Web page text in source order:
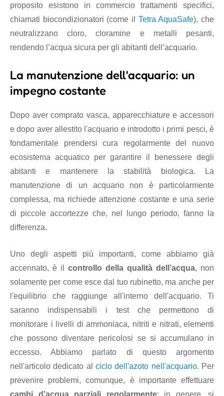
proposito esistono in commercio trattamenti specifici,
chiamati biocondizionatori (come il Tetra AquaSafe), che
neutralizzano cloro, cloramine e metalli pesanti,
rendendo l’acqua sicura per gli abitanti dell’acquario.
La manutenzione dell'acquario: un
impegno costante
Dopo aver comprato vasca, apparecchiature e accessori
e dopo aver allestito l'acquario e introdotto i primi pesci, è
fondamentale prendersi cura regolarmente del nuovo
ecosistema acquatico per garantire il benessere degli
abitanti e mantenere la stabilità biologica. La
manutenzione di un acquario non è particolarmente
complessa, ma richiede attenzione costante e una serie
di piccole accortezze che, nel lungo periodo, fanno la
differenza.
Uno degli aspetti più importanti, come abbiamo già
accennato, è il controllo della qualità dell’acqua, non
solamente per come esce dal tuo rubinetto, ma anche per
l'equilibrio che raggiunge all'interno dell'acquario. Ti
saranno indispensabili i test che permettono di
monitorare i livelli di ammoniaca, nitriti e nitrati, elementi
che possono diventare pericolosi se si accumulano in
eccesso. Abbiamo parlato di questo argomento
nell'articolo dedicato al ciclo dell'azoto nell'acquario. Per
prevenire problemi, comunque, è importante effettuare
cambi d’acqua parziali regolarmente: in genere, si